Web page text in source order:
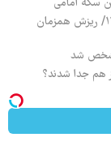
قیمت محصولات ایران خودرو چهارشنبه ۱۴ مرداد ۱۴۰۵/ ریزش همزمان
مشخص شد
هم جدا شدند؟